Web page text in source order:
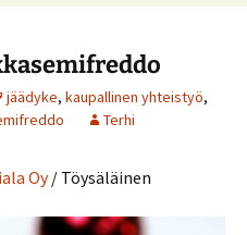
jäädyke, kaupallinen yhteistyö,
Terhi
Oy/ Töysäläinen